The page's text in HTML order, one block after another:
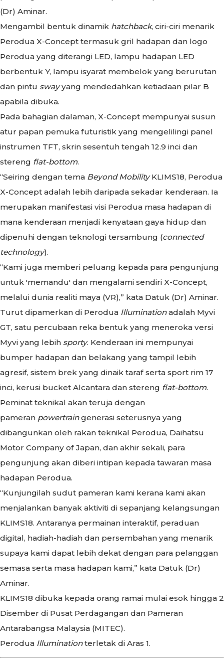
(Dr) Aminar.
Mengambil bentuk dinamik hatchback, ciri-ciri menarik
Perodua X-Concept termasuk gril hadapan dan logo
Perodua yang diterangi LED, lampu hadapan LED
berbentuk Y, lampu isyarat membelok yang berurutan
dan pintu swayyang mendedahkan ketiadaan pilar B
apabila dibuka.
Pada bahagian dalaman, X-Concept mempunyai susun
atur papan pemuka futuristik yang mengelilingi panel
instrumen TFT, skrin sesentuh tengah 12.9 inci dan
stereng flat-bottom.
“Seiring dengan tema Beyond MobilityKLIMS18, Perodua
X-Concept adalah lebih daripada sekadar kenderaan. Ia
merupakan manifestasi visi Perodua masa hadapan di
mana kenderaan menjadi kenyataan gaya hidup dan
dipenuhi dengan teknologi tersambung (connected
technology).
“Kami juga memberi peluang kepada para pengunjung
untuk 'memandu' dan mengalami sendiri X-Concept,
melalui dunia realiti maya (VR),” kata Datuk (Dr) Aminar.
Turut dipamerkan di Perodua Illuminationadalah Myvi
GT, satu percubaan reka bentuk yang meneroka versi
Myvi yang lebih sporty. Kenderaan ini mempunyai
bumper hadapan dan belakang yang tampil lebih
agresif, sistem brek yang dinaik taraf serta sport rim 17
inci, kerusi bucket Alcantara dan stereng flat-bottom.
Peminat teknikal akan teruja dengan
pameran powertraingenerasi seterusnya yang
dibangunkan oleh rakan teknikal Perodua, Daihatsu
Motor Company of Japan, dan akhir sekali, para
pengunjung akan diberi intipan kepada tawaran masa
hadapan Perodua.
“Kunjungilah sudut pameran kami kerana kami akan
menjalankan banyak aktiviti di sepanjang kelangsungan
KLIMS18. Antaranya permainan interaktif, peraduan
digital, hadiah-hadiah dan persembahan yang menarik
supaya kami dapat lebih dekat dengan para pelanggan
semasa serta masa hadapan kami,” kata Datuk (Dr)
Aminar.
KLIMS18 dibuka kepada orang ramai mulai esok hingga 2
Disember di Pusat Perdagangan dan Pameran
Antarabangsa Malaysia (MITEC).
Perodua Illuminationterletak di Aras 1.